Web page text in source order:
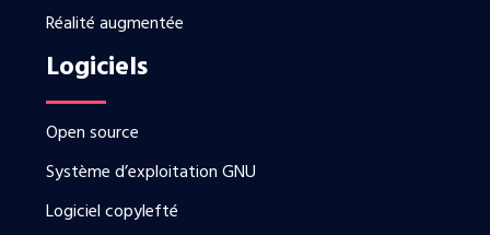
Réalité augmentée
Logiciels
Open source
Système d’exploitation GNU
Logiciel copylefté